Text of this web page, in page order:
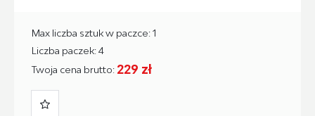
Twoja cena brutto: 229 zł
Max liczba sztuk w paczce: 1
Liczba paczek: 4